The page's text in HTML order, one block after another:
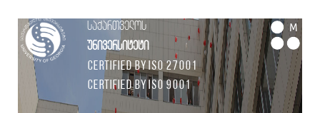
საქართველოს
უნივერსიტეტი
Certified by ISO 27001
Certified by ISO 9001
M